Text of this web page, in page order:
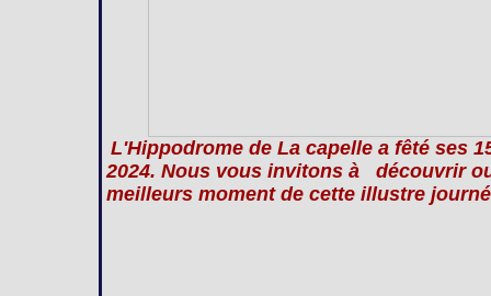
L'Hippodrome de La capelle a fêté ses
2024. Nous vous invitons à découvrir
meilleurs moment de cette illustre